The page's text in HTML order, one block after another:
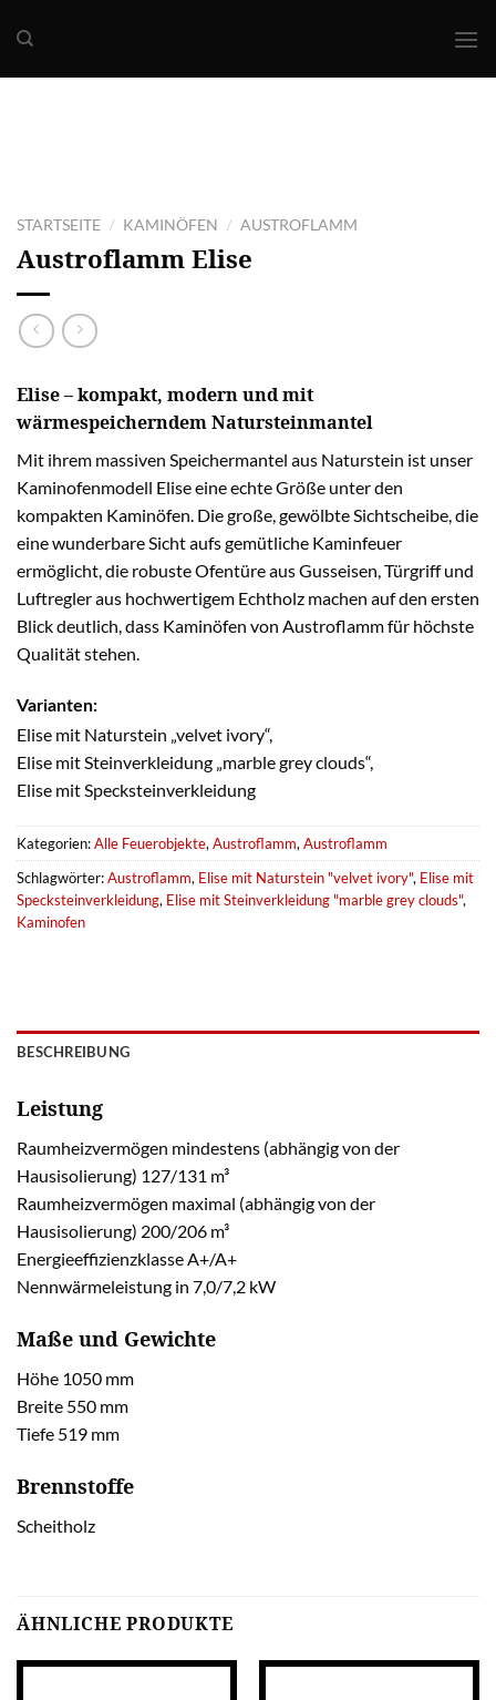
STARTSEITE / KAMINÖFEN / AUSTROFLAMM
AustroflammElise
Elise – kompakt, modern und mit
wärmespeicherndem Natursteinmantel
Mit ihrem massiven Speichermantel aus Naturstein ist unser
Kaminofenmodell Elise eine echte Größe unter den
kompakten Kaminöfen. Die große, gewölbte Sichtscheibe, die
eine wunderbare Sicht aufs gemütliche Kaminfeuer
ermöglicht, die robuste Ofentüre aus Gusseisen, Türgriff und
Luftregler aus hochwertigem Echtholz machen auf den ersten
Blick deutlich, dass Kaminöfen von Austroflamm für höchste
Qualität stehen.
Varianten:
Elise mit Naturstein „velvet ivory“,
Elise mit Steinverkleidung „marble grey clouds“,
Elise mit Specksteinverkleidung
Kategorien:Alle Feuerobjekte,Austroflamm,Austroflamm
Schlagwörter:Austroflamm, Elise mit Naturstein "velvet ivory", Elise mit
Specksteinverkleidung, Elise mit Steinverkleidung "marble grey clouds",
Kaminofen
BESCHREIBUNG
Leistung
Raumheizvermögen mindestens (abhängig von der
Hausisolierung) 127/131 m³
Raumheizvermögen maximal (abhängig von der
Hausisolierung) 200/206 m³
Energieeffizienzklasse A+/A+
Nennwärmeleistung in 7,0/7,2 kW
Maße und Gewichte
Höhe 1050 mm
Breite 550 mm
Tiefe 519 mm
Brennstoffe
Scheitholz
ÄHNLICHE PRODUKTE